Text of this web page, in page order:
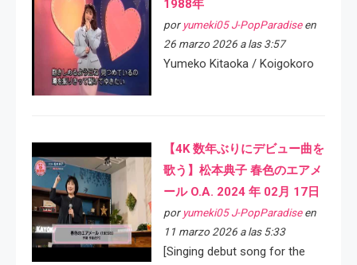
1988年
por yumeki05 J-PopParadiseen
26 marzo 2026 a las 3:57
Yumeko Kitaoka / Koigokoro
【4K 数年ぶりにデビュー曲を
歌う】松本典子 春色のエアメ
ール O.A. 2024 年 02月 17日
por yumeki05 J-PopParadiseen
11 marzo 2026 a las 5:33
[Singing debut song for the